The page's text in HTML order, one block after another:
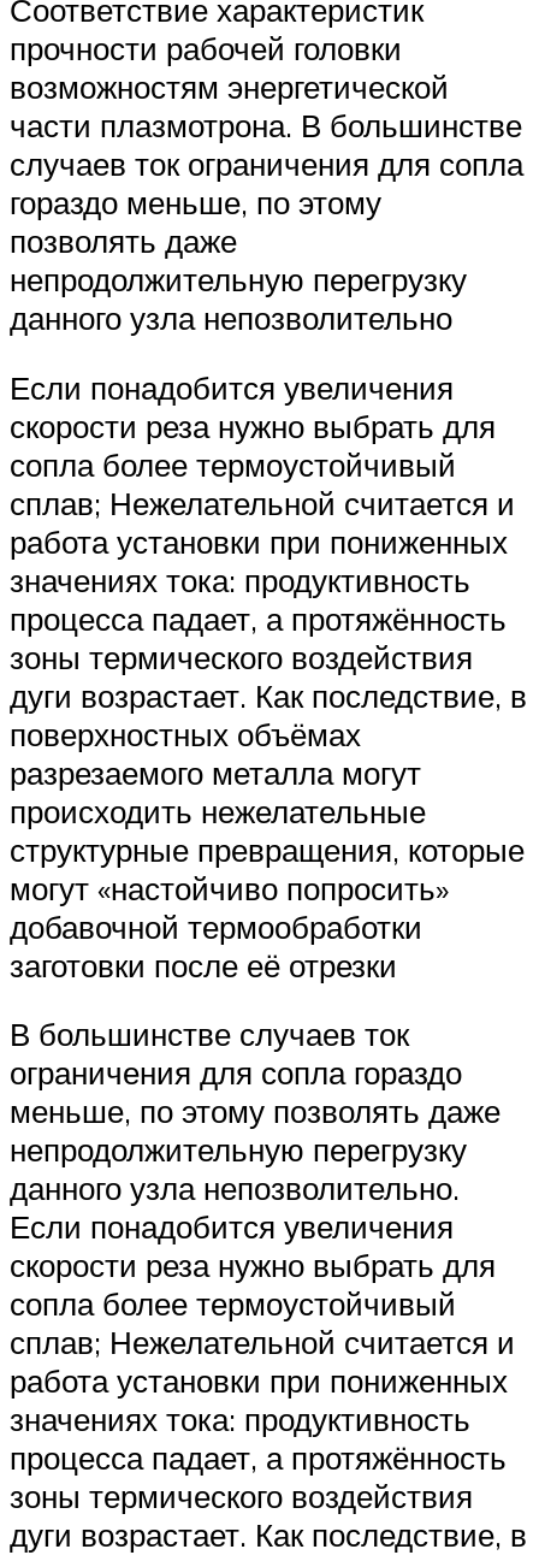
Соответствие характеристик
прочности рабочей головки
возможностям энергетической
части плазмотрона. В большинстве
случаев ток ограничения для сопла
гораздо меньше, по этому
позволять даже
непродолжительную перегрузку
данного узла непозволительно
Если понадобится увеличения
скорости реза нужно выбрать для
сопла более термоустойчивый
сплав; Нежелательной считается и
работа установки при пониженных
значениях тока: продуктивность
процесса падает, а протяжённость
зоны термического воздействия
дуги возрастает. Как последствие, в
поверхностных объёмах
разрезаемого металла могут
происходить нежелательные
структурные превращения, которые
могут «настойчиво попросить»
добавочной термообработки
заготовки после её отрезки
В большинстве случаев ток
ограничения для сопла гораздо
меньше, по этому позволять даже
непродолжительную перегрузку
данного узла непозволительно.
Если понадобится увеличения
скорости реза нужно выбрать для
сопла более термоустойчивый
сплав; Нежелательной считается и
работа установки при пониженных
значениях тока: продуктивность
процесса падает, а протяжённость
зоны термического воздействия
дуги возрастает. Как последствие, в